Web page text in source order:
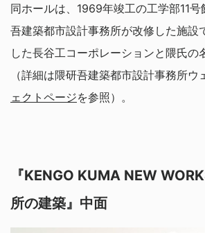
同ホールは、1969年竣工の工学部11
吾建築都市設計事務所が改修した施設
した長谷工コーポレーションと隈氏の
（詳細は隈研吾建築都市設計事務所ウ
ェクトページを参照）。
『KENGO KUMA NEW
所の建築』中面